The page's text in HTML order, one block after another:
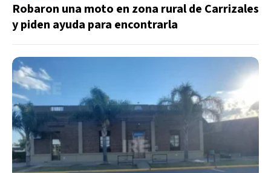
Robaron una moto en zona rural de Carrizales
y piden ayuda para encontrarla